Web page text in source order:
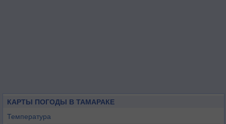
КАРТЫ ПОГОДЫ В ТАМАРАКЕ
Температура